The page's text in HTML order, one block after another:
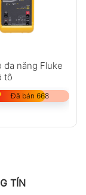
năng Fluke
tô
Đã bán 668
TÍN